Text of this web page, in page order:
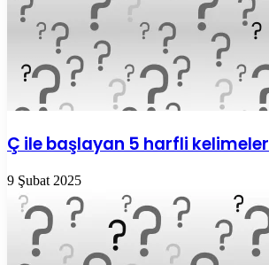
Ç ile başlayan 5 harfli kelimeler
9 Şubat 2025